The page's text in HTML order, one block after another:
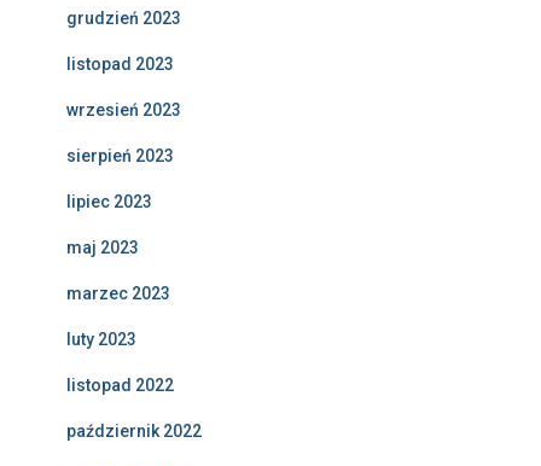
grudzień 2023
listopad 2023
wrzesień 2023
sierpień 2023
lipiec 2023
maj 2023
marzec 2023
luty 2023
listopad 2022
październik 2022